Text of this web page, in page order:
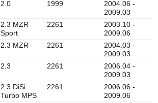
2.0 1999
2004.06 -
2009.03
2.3 MZR
Sport
2261
2003.10 -
2009.06
2.3 MZR 2261
2004.03 -
2009.03
2.3 2261
2006.04 -
2009.03
2.3 DiSi
Turbo MPS
2261
2006.06 -
2009.06